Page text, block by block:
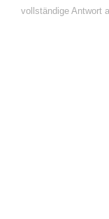
vollständige Antwort